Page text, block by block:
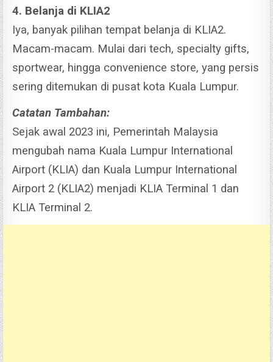
4. Belanja di KLIA2
Iya, banyak pilihan tempat belanja di KLIA2.
Macam-macam. Mulai dari tech, specialty gifts,
sportwear, hingga convenience store, yang persis
sering ditemukan di pusat kota Kuala Lumpur.
Catatan Tambahan:
Sejak awal 2023 ini, Pemerintah Malaysia
mengubah nama Kuala Lumpur International
Airport (KLIA) dan Kuala Lumpur International
Airport 2 (KLIA2) menjadi KLIA Terminal 1 dan
KLIA Terminal 2.